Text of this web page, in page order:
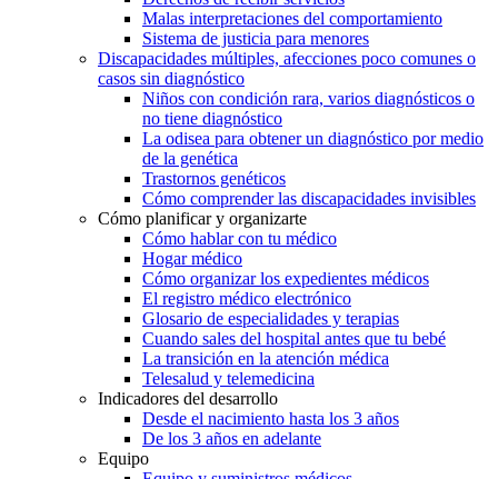
Malas interpretaciones del comportamiento
Sistema de justicia para menores
Discapacidades múltiples, afecciones poco comunes o
casos sin diagnóstico
Niños con condición rara, varios diagnósticos o
no tiene diagnóstico
La odisea para obtener un diagnóstico por medio
de la genética
Trastornos genéticos
Cómo comprender las discapacidades invisibles
Cómo planificar y organizarte
Cómo hablar con tu médico
Hogar médico
Cómo organizar los expedientes médicos
El registro médico electrónico
Glosario de especialidades y terapias
Cuando sales del hospital antes que tu bebé
La transición en la atención médica
Telesalud y telemedicina
Indicadores del desarrollo
Desde el nacimiento hasta los 3 años
De los 3 años en adelante
Equipo